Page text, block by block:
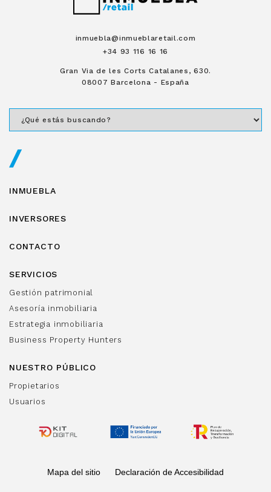
inmuebla@inmueblaretail.com
+34 93 116 16 16
Gran Via de les Corts Catalanes, 630.
08007 Barcelona - España
INMUEBLA
INVERSORES
CONTACTO
SERVICIOS
Gestión patrimonial
Asesoría inmobiliaria
Estrategia inmobiliaria
Business Property Hunters
NUESTRO PÚBLICO
Propietarios
Usuarios
Mapa del sitio Declaración de Accesibilidad